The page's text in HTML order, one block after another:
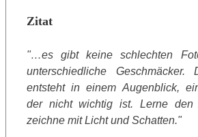
Zitat
"…es gibt keine schlechten
unterschiedliche
entsteht in einem Augenblick,
der nicht wichtig ist. Lerne den
zeichne mit Licht und Schatten."